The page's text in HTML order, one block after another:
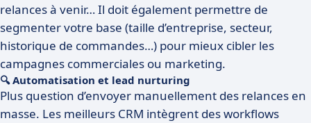
relances à venir… Il doit également permettre de
segmenter votre base (taille d’entreprise, secteur,
historique de commandes…) pour mieux cibler les
campagnes commerciales ou marketing.
🔍 Automatisation et lead nurturing
Plus question d’envoyer manuellement des relances en
masse. Les meilleurs CRM intègrent des workflows